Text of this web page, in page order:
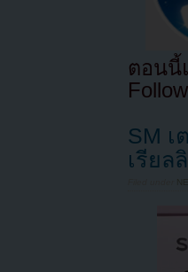
ตอนนี้
SM
เรียล